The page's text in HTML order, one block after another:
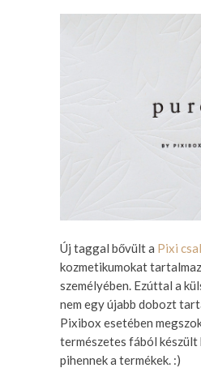
Új taggal bővült a Pixi
kozmetikumokat
személyében. Ezúttal a
nem egy újabb dobozt
Pixibox esetében
természetes fából készült
pihennek a termékek. :)